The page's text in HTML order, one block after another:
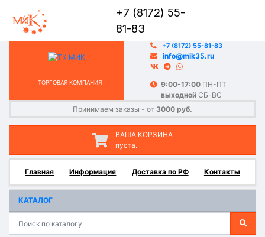
+7 (8172) 55-
81-83
ТОРГОВАЯ КОМПАНИЯ
Принимаем заказы - от 3000 руб.
+7 (8172) 55-81-83
info@mik35.ru
9:00-17:00 ПН-ПТ
выходной СБ-ВС
ВАША КОРЗИНА
пуста.
Главная Информация Доставка по РФ Контакты
КАТАЛОГ